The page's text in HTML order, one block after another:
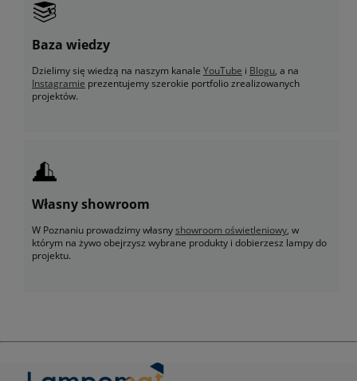
Baza wiedzy
Dzielimy się wiedzą na naszym kanale YouTube i Blogu, a na
Instagramie prezentujemy szerokie portfolio zrealizowanych
projektów.
Własny showroom
W Poznaniu prowadzimy własnyshowroom oświetleniowy, w
którym na żywo obejrzysz wybrane produkty i dobierzesz lampy do
projektu.